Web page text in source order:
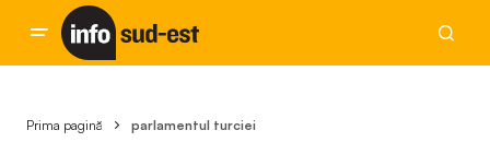
Prima pagină parlamentul turciei